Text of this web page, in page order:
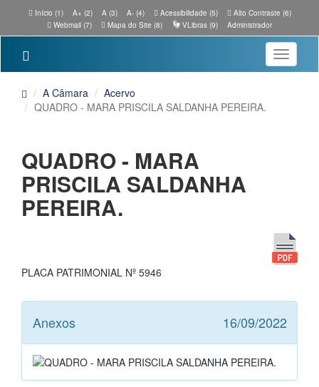
Início (1) A+ (2) A (3) A- (4) Acessibilidade (5)
Alto Contraste (6)
Webmail (7)
Mapa do Site (8) VLibras (9) Administrador
Toggle
A Câmara
Acervo
QUADRO - MARA PRISCILA SALDANHA PEREIRA.
QUADRO - MARA
PRISCILA SALDANHA
PEREIRA.
PLACA PATRIMONIAL Nº 5946
Anexos 16/09/2022